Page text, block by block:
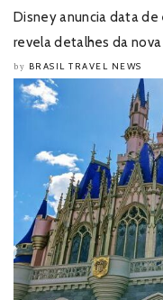
Disney anuncia data
revela detalhes da
by BRASIL TRAVEL NEWS